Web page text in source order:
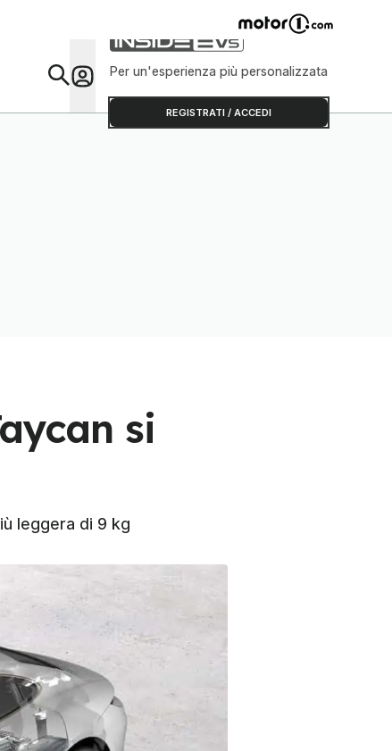
Per un'esperienza più personalizzata
REGISTRATI / ACCEDI
si
leggera di 9 kg